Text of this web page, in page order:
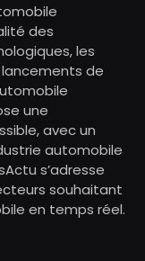
des
les
lancements de
une
avec un
automobile
s’adresse
souhaitant
en temps réel.